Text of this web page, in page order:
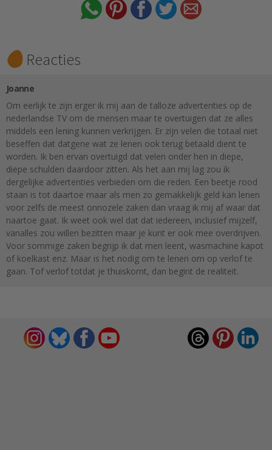
Reacties
Joanne
Om eerlijk te zijn erger ik mij aan de talloze advertenties op de
nederlandse TV om de mensen maar te overtuigen dat ze alles
middels een lening kunnen verkrijgen. Er zijn velen die totaal niet
beseffen dat datgene wat ze lenen ook terug betaald dient te
worden. Ik ben ervan overtuigd dat velen onder hen in diepe,
diepe schulden daardoor zitten. Als het aan mij lag zou ik
dergelijke advertenties verbieden om die reden. Een beetje rood
staan is tot daartoe maar als men zo gemakkelijk geld kan lenen
voor zelfs de meest onnozele zaken dan vraag ik mij af waar dat
naartoe gaat. Ik weet ook wel dat dat iedereen, inclusief mijzelf,
vanalles zou willen bezitten maar je kunt er ook mee overdrijven.
Voor sommige zaken begrijp ik dat men leent, wasmachine kapot
of koelkast enz. Maar is het nodig om te lenen om op verlof te
gaan. Tof verlof totdat je thuiskomt, dan begint de realiteit.